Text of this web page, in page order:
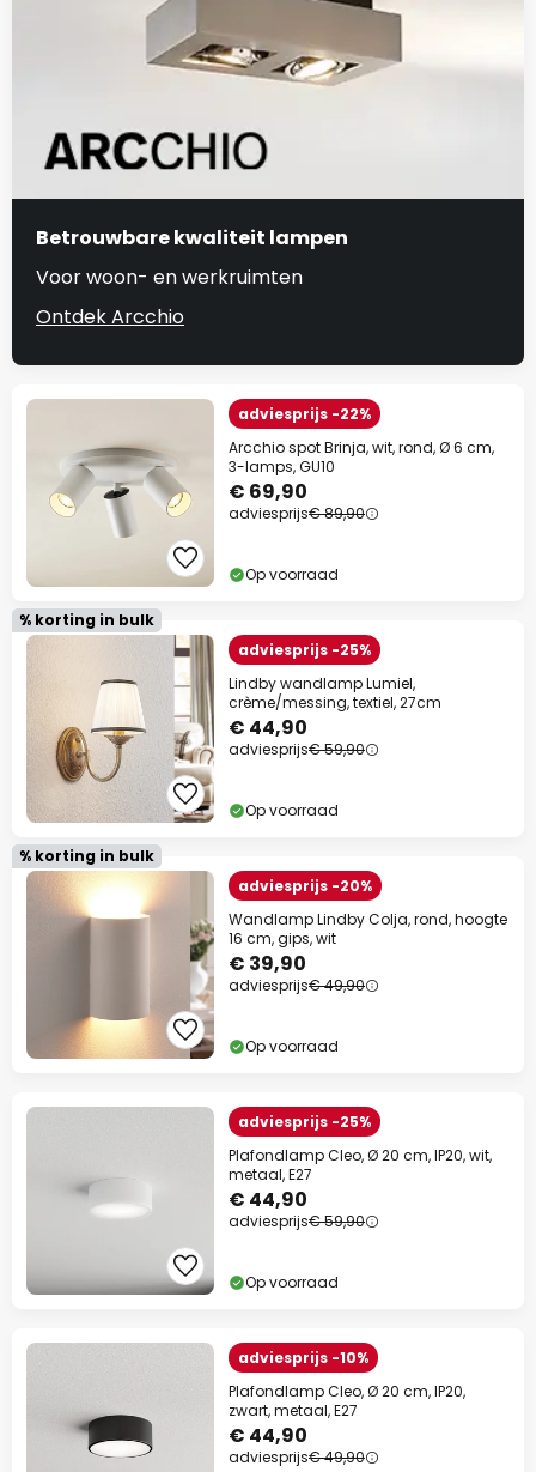
Betrouwbare kwaliteit lampen
Voor woon- en werkruimten
Ontdek Arcchio
adviesprijs -22%
Arcchio spot Brinja, wit, rond, Ø 6 cm,
3-lamps, GU10
€ 69,90
adviesprijs€ 89,90
Op voorraad
% korting in bulk
adviesprijs -25%
Lindby wandlamp Lumiel,
crème/messing, textiel, 27cm
€ 44,90
adviesprijs€ 59,90
Op voorraad
% korting in bulk
adviesprijs -20%
Wandlamp Lindby Colja, rond, hoogte
16 cm, gips, wit
€ 39,90
adviesprijs€ 49,90
Op voorraad
adviesprijs -25%
Plafondlamp Cleo, Ø 20 cm, IP20, wit,
metaal, E27
€ 44,90
adviesprijs€ 59,90
Op voorraad
adviesprijs -10%
Plafondlamp Cleo, Ø 20 cm, IP20,
zwart, metaal, E27
€ 44,90
adviesprijs€ 49,90